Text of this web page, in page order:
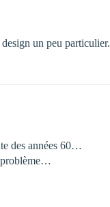
un peu particulier.
des années 60…
problème…